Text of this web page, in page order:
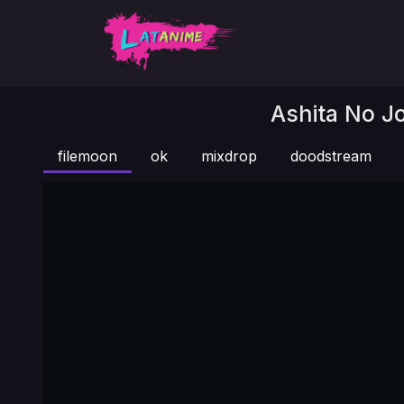
Ashita No
filemoon ok mixdrop doodstream